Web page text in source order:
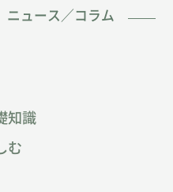
ニュース／コラム
知識
む